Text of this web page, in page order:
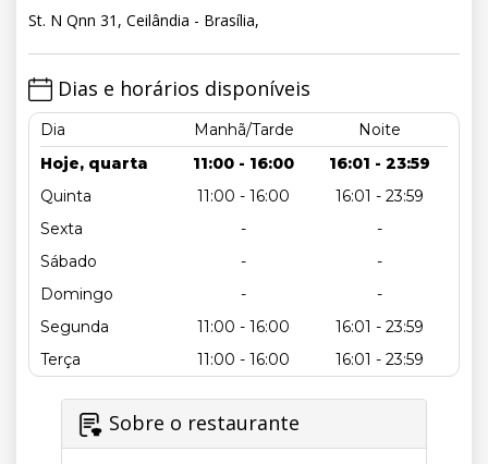
St. N Qnn 31, Ceilândia - Brasília,
Dias e horários disponíveis
Dia Manhã/Tarde
Noite
Hoje, quarta
11:00 - 16:00
16:01 - 23:59
Quinta
11:00 - 16:00
16:01 - 23:59
Sexta
-
-
Sábado
-
-
Domingo
-
-
Segunda
11:00 - 16:00
16:01 - 23:59
Terça
11:00 - 16:00 16:01 - 23:59
Sobre o restaurante